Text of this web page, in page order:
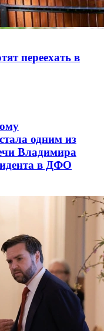
переехать в
одним из
Владимира
в ДФО